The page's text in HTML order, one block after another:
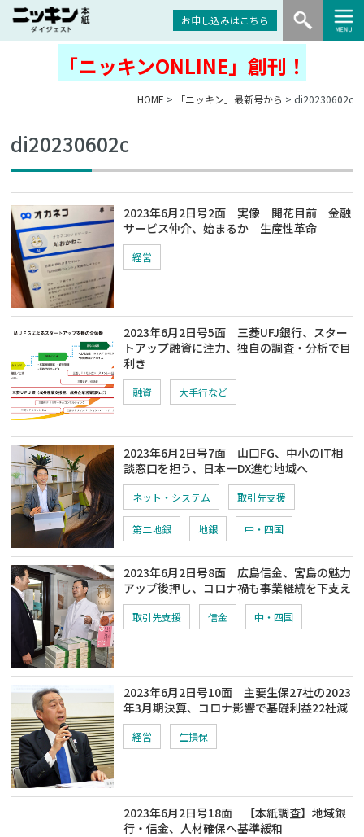
お申し込みはこちら
「ニッキンONLINE」創刊！
HOME > 「ニッキン」最新号から > di20230602c
di20230602c
2023年6月2日号2面 実像 開花目前 金融
サービス仲介、始まるか 生産性革命
経営
2023年6月2日号5面 三菱UFJ銀行、スター
トアップ融資に注力、独自の調査・分析で目
利き
融資 大手行など
2023年6月2日号7面 山口FG、中小のIT相
談窓口を担う、日本一DX進む地域へ
ネット・システム 取引先支援
第二地銀 地銀 中・四国
2023年6月2日号8面 広島信金、宮島の魅力
アップ後押し、コロナ禍も事業継続を下支え
取引先支援 信金 中・四国
2023年6月2日号10面 主要生保27社の2023
年3月期決算、コロナ影響で基礎利益22社減
経営 生損保
2023年6月2日号18面 【本紙調査】地域銀
行・信金、人材確保へ基準緩和